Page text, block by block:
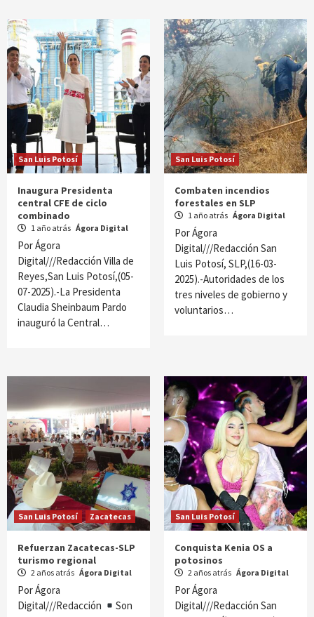
San Luis Potosí
Inaugura Presidenta
central CFE de ciclo
combinado
1 año atrás Ágora Digital
Por Ágora
Digital///Redacción Villa de
Reyes,San Luis Potosí,(05-
07-2025).-La Presidenta
Claudia Sheinbaum Pardo
inauguró la Central…
San Luis Potosí
Combaten incendios
forestales en SLP
1 año atrás Ágora Digital
Por Ágora
Digital///Redacción San
Luis Potosí, SLP,(16-03-
2025).-Autoridades de los
tres niveles de gobierno y
voluntarios…
San Luis Potosí Zacatecas
Refuerzan Zacatecas-SLP
turismo regional
2 años atrás Ágora Digital
Por Ágora
Digital///Redacción
Son
San Luis Potosí
Conquista Kenia OS a
potosinos
2 años atrás Ágora Digital
Por Ágora
Digital///Redacción San